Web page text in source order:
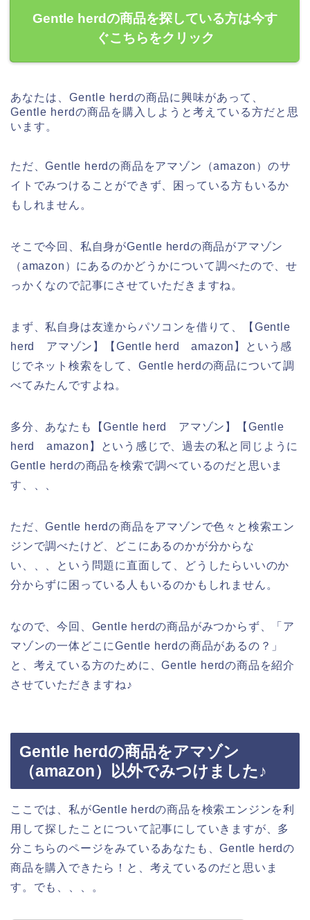
Gentle herdの商品を探している方は今す
ぐこちらをクリック
あなたは、Gentle herdの商品に興味があって、
Gentle herdの商品を購入しようと考えている方だと思
います。
ただ、Gentle herdの商品をアマゾン（amazon）のサ
イトでみつけることができず、困っている方もいるか
もしれません。
そこで今回、私自身がGentle herdの商品がアマゾン
（amazon）にあるのかどうかについて調べたので、せ
っかくなので記事にさせていただきますね。
まず、私自身は友達からパソコンを借りて、【Gentle
herd アマゾン】【Gentle herd amazon】という感
じでネット検索をして、Gentle herdの商品について調
べてみたんですよね。
多分、あなたも【Gentle herd アマゾン】【Gentle
herd amazon】という感じで、過去の私と同じように
Gentle herdの商品を検索で調べているのだと思いま
す、、、
ただ、Gentle herdの商品をアマゾンで色々と検索エン
ジンで調べたけど、どこにあるのかが分からな
い、、、という問題に直面して、どうしたらいいのか
分からずに困っている人もいるのかもしれません。
なので、今回、Gentle herdの商品がみつからず、「ア
マゾンの一体どこにGentle herdの商品があるの？」
と、考えている方のために、Gentle herdの商品を紹介
させていただきますね♪
Gentle herdの商品をアマゾン
（amazon）以外でみつけました♪
ここでは、私がGentle herdの商品を検索エンジンを利
用して探したことについて記事にしていきますが、多
分こちらのページをみているあなたも、Gentle herdの
商品を購入できたら！と、考えているのだと思いま
す。でも、、、。